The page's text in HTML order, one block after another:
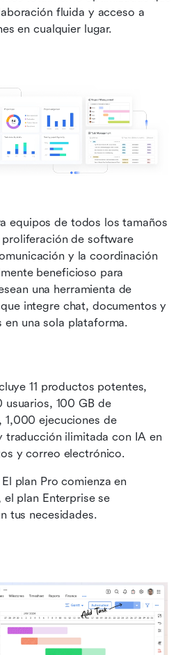
fluida y acceso a
en cualquier lugar.
equipos de todos los tamaños
de software
y la coordinación
beneficioso para
una herramienta de
integre chat, documentos y
en una sola plataforma.
11 productos potentes,
100 GB de
1,000 ejecuciones de
traducción ilimitada con IA en
y correo electrónico.
El plan Pro comienza en
el plan Enterprise se
tus necesidades.